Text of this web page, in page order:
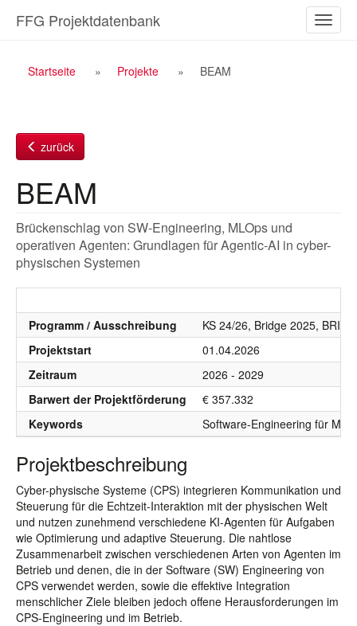
Inhalt
ein-/
FFG Projektdatenbank
Breadcrumb
Startseite Projekte BEAM
zurück
BEAM
Brückenschlag von SW-Engineering, MLOps und
operativen Agenten: Grundlagen für Agentic-AI in cyber-
physischen Systemen
Programm / Ausschreibung
KS 24/26, Bridge 2025,
Projektstart
01.04.2026
Zeitraum
2026 - 2029
Barwert der Projektförderung
€ 357.332
Keywords
Software-Engineering für
Projektbeschreibung
Cyber-physische Systeme (CPS) integrieren Kommunikation und
Steuerung für die Echtzeit-Interaktion mit der physischen Welt
und nutzen zunehmend verschiedene KI-Agenten für Aufgaben
wie Optimierung und adaptive Steuerung. Die nahtlose
Zusammenarbeit zwischen verschiedenen Arten von Agenten im
Betrieb und denen, die in der Software (SW) Engineering von
CPS verwendet werden, sowie die effektive Integration
menschlicher Ziele bleiben jedoch offene Herausforderungen im
CPS-Engineering und im Betrieb.